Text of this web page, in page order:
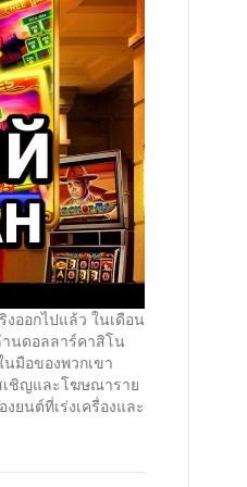
ออกไปแล้ว ในเดือน
านดอลลาร์คาสิโน
มือของพวกเขา
เชิญและโฆษณาราย
ยนต์ที่เร่งเครื่องและ